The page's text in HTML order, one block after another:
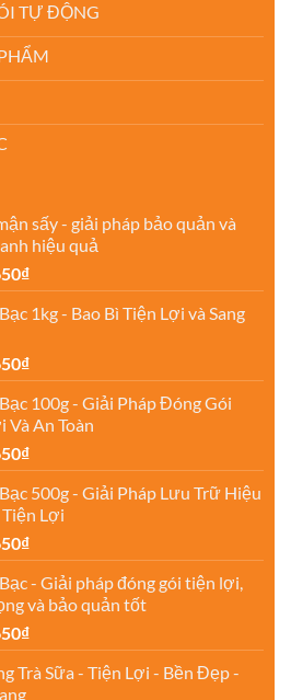
TỰ ĐỘNG
sấy - giải pháp bảo quản và
hiệu quả
₫Giá
hiện
tại
650₫.
1kg - Bao Bì Tiện Lợi và Sang
₫Giá
hiện
tại
là:
650₫.
100g - Giải Pháp Đóng Gói
Và An Toàn
₫Giá
hiện
tại
là:
650₫.
500g - Giải Pháp Lưu Trữ Hiệu
Lợi
₫Giá
hiện
tại
là:
650₫.
- Giải pháp đóng gói tiện lợi,
và bảo quản tốt
₫Giá
hiện
tại
Trà Sữa - Tiện Lợi - Bền Đẹp -